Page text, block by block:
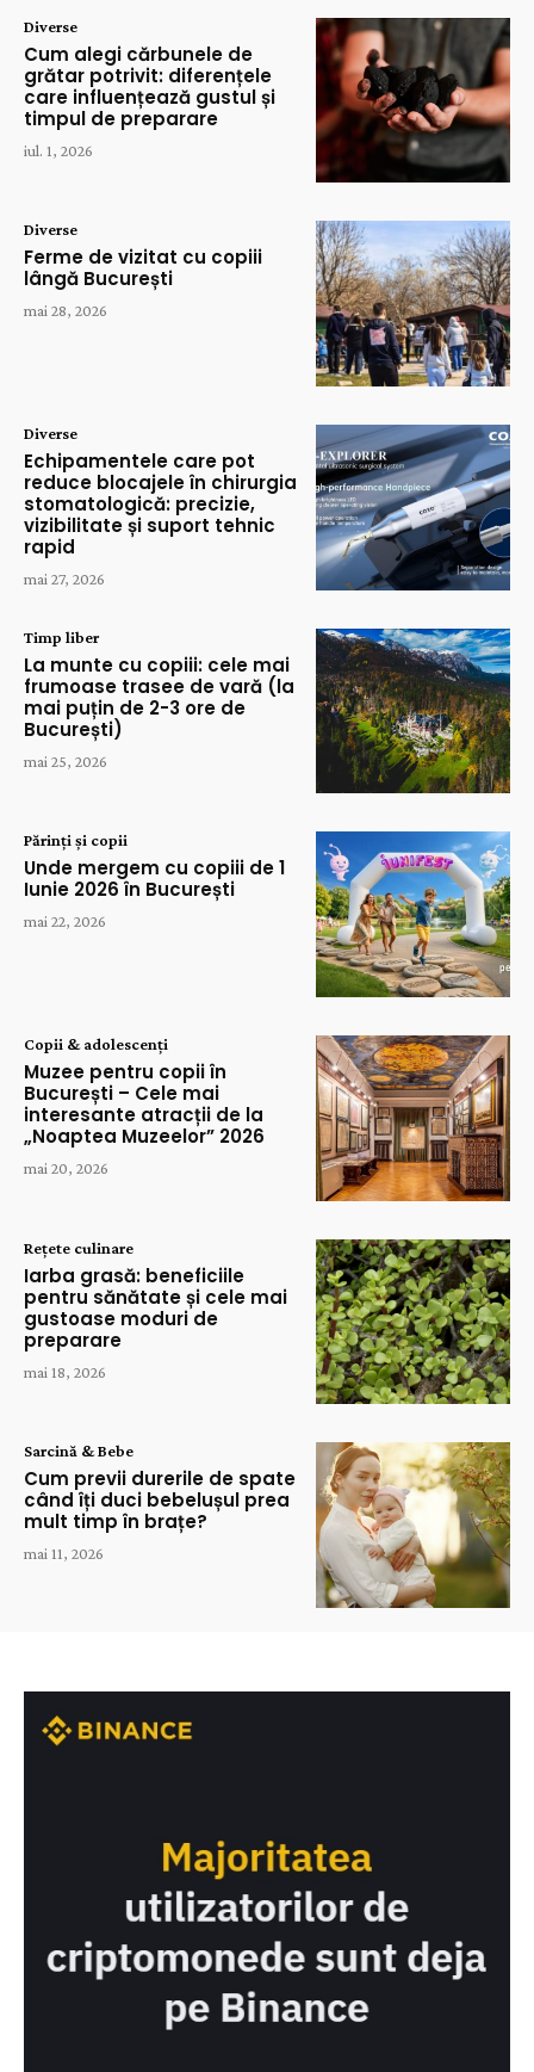
Diverse
Cum alegi cărbunele de
grătar potrivit: diferențele
care influențează gustul și
timpul de preparare
iul. 1, 2026
Diverse
Ferme de vizitat cu copiii
lângă București
mai 28, 2026
Diverse
Echipamentele care pot
reduce blocajele în chirurgia
stomatologică: precizie,
vizibilitate și suport tehnic
rapid
mai 27, 2026
Timp liber
La munte cu copiii: cele mai
frumoase trasee de vară (la
mai puțin de 2-3 ore de
București)
mai 25, 2026
Părinți și copii
Unde mergem cu copiii de 1
Iunie 2026 în București
mai 22, 2026
Copii & adolescenți
Muzee pentru copii în
București – Cele mai
interesante atracții de la
„Noaptea Muzeelor” 2026
mai 20, 2026
Rețete culinare
Iarba grasă: beneficiile
pentru sănătate și cele mai
gustoase moduri de
preparare
mai 18, 2026
Sarcină & Bebe
Cum previi durerile de spate
când îți duci bebelușul prea
mult timp în brațe?
mai 11, 2026